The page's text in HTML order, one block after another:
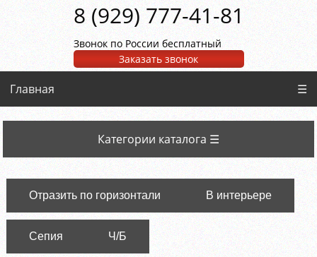
8 (929) 777-41-81
Звонок по России бесплатный
Заказать звонок
Главная ☰
Категории каталога ☰
Отразить по горизонтали В интерьере
Сепия Ч/Б